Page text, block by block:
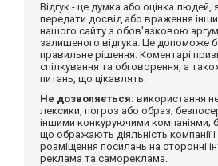
Відгук - це думка або оцінка людей,
передати досвід або враження
нашого сайту з обов'язковою
залишеного відгука. Це допоможе
правильне рішення. Коментарі
спілкування та обговорення, а
питань, що цікавлять.
Не дозволяється: використання
лексики, погроз або образ;
іншими конкуруючими компаніями;
що ображають діяльність компанії і
розміщення посилань на сторонні
реклама та самореклама.